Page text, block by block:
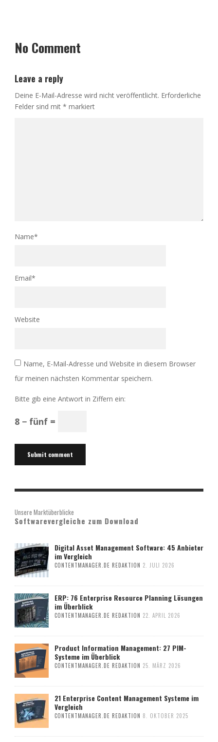
No Comment
Leave a reply
Deine E-Mail-Adresse wird nicht veröffentlicht. Erforderliche
Felder sind mit * markiert
Name*
Email*
Website
Name, E-Mail-Adresse und Website in diesem Browser
für meinen nächsten Kommentar speichern.
Bitte gib eine Antwort in Ziffern ein:
8 − fünf =
Unsere Marktüberblicke
Softwarevergleiche zum Download
Digital Asset Management Software: 45 Anbieter
im Vergleich
CONTENTMANAGER.DE REDAKTION 2. JULI 2026
ERP: 76 Enterprise Resource Planning Lösungen
im Überblick
CONTENTMANAGER.DE REDAKTION 22. APRIL 2026
Product Information Management: 27 PIM-
Systeme im Überblick
CONTENTMANAGER.DE REDAKTION 25. MÄRZ 2026
21 Enterprise Content Management Systeme im
Vergleich
CONTENTMANAGER.DE REDAKTION 8. OKTOBER 2025